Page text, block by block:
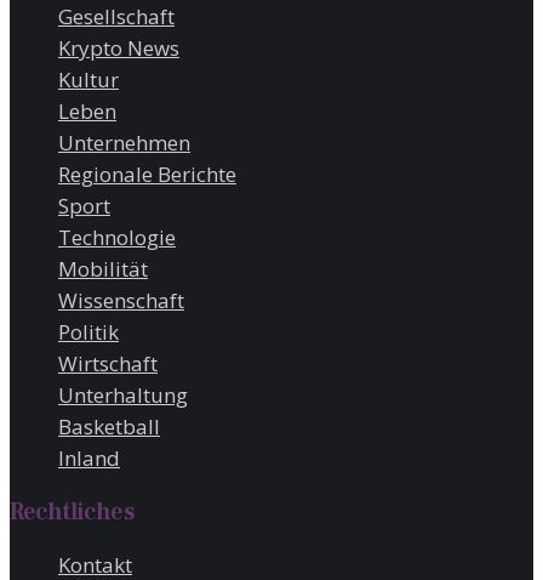
Gesellschaft
Krypto News
Kultur
Leben
Unternehmen
Regionale Berichte
Sport
Technologie
Mobilität
Wissenschaft
Politik
Wirtschaft
Unterhaltung
Basketball
Inland
Rechtliches
Kontakt